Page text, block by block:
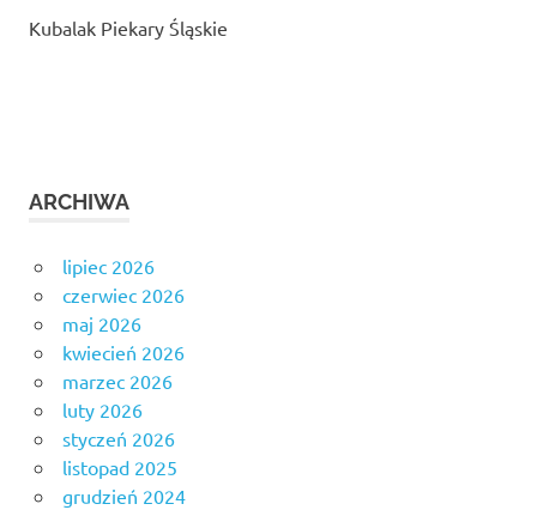
Kubalak Piekary Śląskie
ARCHIWA
lipiec 2026
czerwiec 2026
maj 2026
kwiecień 2026
marzec 2026
luty 2026
styczeń 2026
listopad 2025
grudzień 2024